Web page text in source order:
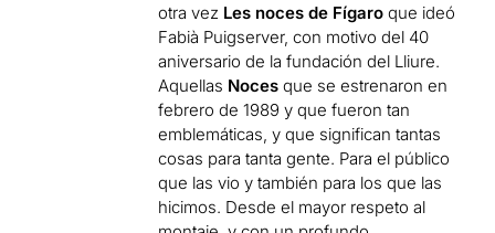
otra vez Les noces de Fígaro que ideó
Fabià Puigserver, con motivo del 40
aniversario de la fundación del Lliure.
Aquellas Noces que se estrenaron en
febrero de 1989 y que fueron tan
emblemáticas, y que significan tantas
cosas para tanta gente. Para el público
que las vio y también para los que las
hicimos. Desde el mayor respeto al